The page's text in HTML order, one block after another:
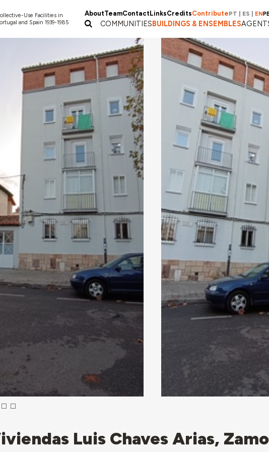
Use Facilities in
and Spain 1939-1985
AboutTeamContactLinksCreditsContributePT ES EN
COMMUNITIESBUILDINGS & ENSEMBLES
Luis Chaves Arias,